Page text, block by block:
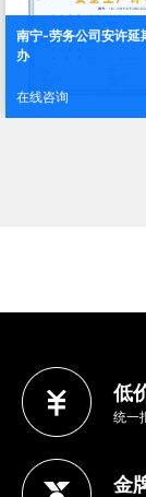
南宁-劳务公司安许延
办
在线咨询
低
统一
金